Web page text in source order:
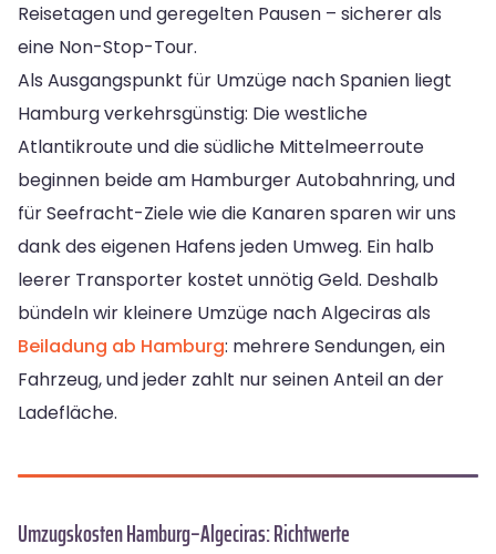
Reisetagen und geregelten Pausen – sicherer als
eine Non-Stop-Tour.
Als Ausgangspunkt für Umzüge nach Spanien liegt
Hamburg verkehrsgünstig: Die westliche
Atlantikroute und die südliche Mittelmeerroute
beginnen beide am Hamburger Autobahnring, und
für Seefracht-Ziele wie die Kanaren sparen wir uns
dank des eigenen Hafens jeden Umweg. Ein halb
leerer Transporter kostet unnötig Geld. Deshalb
bündeln wir kleinere Umzüge nach Algeciras als
Beiladung ab Hamburg: mehrere Sendungen, ein
Fahrzeug, und jeder zahlt nur seinen Anteil an der
Ladefläche.
Umzugskosten Hamburg–Algeciras: Richtwerte